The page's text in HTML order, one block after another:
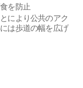
を防止
により公共のアク
は歩道の幅を広げ